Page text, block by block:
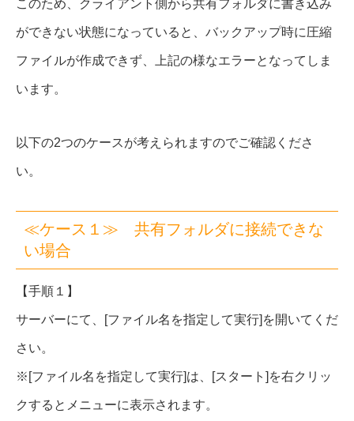
このため、クライアント側から共有フォルダに書き込み
ができない状態になっていると、バックアップ時に圧縮
ファイルが作成できず、上記の様なエラーとなってしま
います。
以下の2つのケースが考えられますのでご確認くださ
い。
≪ケース１≫ 共有フォルダに接続できな
い場合
【手順１】
サーバーにて、[ファイル名を指定して実行]を開いてくだ
さい。
※[ファイル名を指定して実行]は、[スタート]を右クリッ
クするとメニューに表示されます。